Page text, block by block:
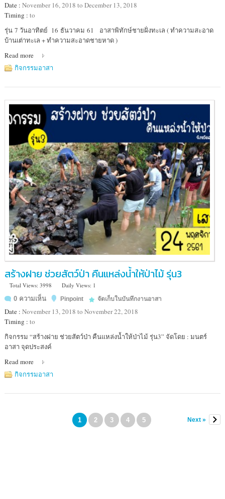
Date : November 16, 2018 to December 13, 2018
Timing : to
Location
:
อนุรักษ์
เต่า
รุ่น 7 วันอาทิตย์ 16 ธันวาคม 61 อาสาพิทักษ์ชายฝั่งทะเล ( ทำความสะอาด
บ้านเต่าทะเล + ทำความสะอาดชายหาด )
Read more
กิจกรรมอาสา
สร้างฝาย ช่วยสัตว์ป่า คืนแหล่งน้ำให้ป่าไม้ รุ่น3
Total Views: 3998
Daily Views: 1
0 ความเห็น
Pinpoint จัดเก็บในบันทึกงานอาสา
Date : November 13, 2018 to November 22, 2018
Timing : to
Location
:
ห้าม
ล่า
ป่า
กิจกรรม “สร้างฝาย ช่วยสัตว์ป่า คืนแหล่งน้ำให้ป่าไม้ รุ่น3” จัดโดย : มนตร์
อาสา จุดประสงค์
Read more
กิจกรรมอาสา
1 2 3 4 5 Next »